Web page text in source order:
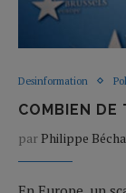
Desinformation
COMBIEN DE
par Philippe